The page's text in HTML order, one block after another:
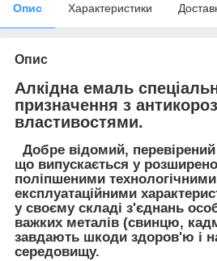
Опис Характеристики
Опис
Алкідна емаль
призначення з
властивостями.
Добре відомий,
що випускається у
поліпшеними
експлуатаційними
у своєму складі з'єднань
важких металів (свинцю,
завдають шкоди здоров'ю і
середовищу.